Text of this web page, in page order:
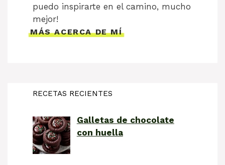
puedo inspirarte en el camino, mucho
mejor!
MÁS ACERCA DE MÍ
RECETAS RECIENTES
Galletas de chocolate
con huella